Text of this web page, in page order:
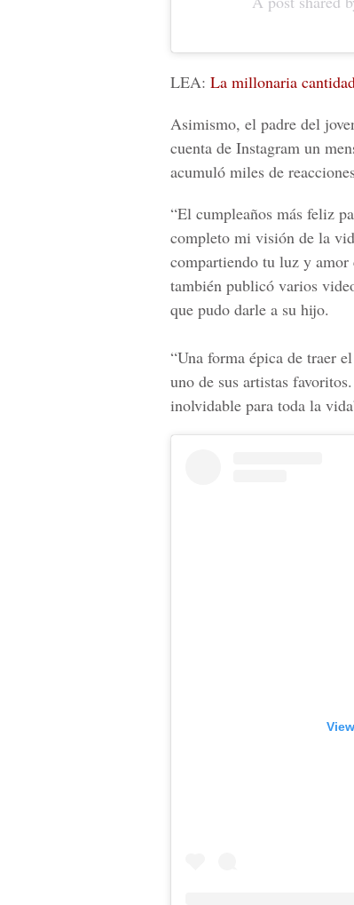
LEA: La millonaria
Asimismo, el padre del
cuenta de Instagram un
acumuló miles de
“El cumpleaños más feliz
completo mi visión de la
compartiendo tu luz y amor
también publicó varios
que pudo darle a su hijo.
“Una forma épica de traer
uno de sus artistas
inolvidable para toda la